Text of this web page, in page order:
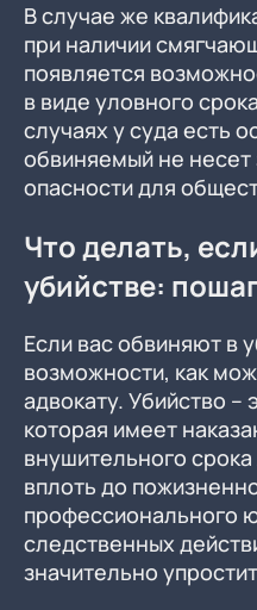
В случае же
при наличии
появляется
в виде уловного
случаях у суда есть
обвиняемый не несет
опасности для
Что делать,
убийстве:
Если вас обвиняют в
возможности, как
адвокату. Убийство –
которая имеет
внушительного
вплоть до
профессионального
следственных
значительно